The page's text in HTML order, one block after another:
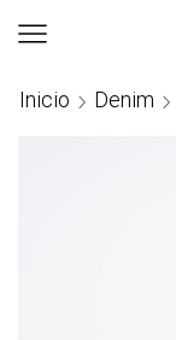
Inicio Denim